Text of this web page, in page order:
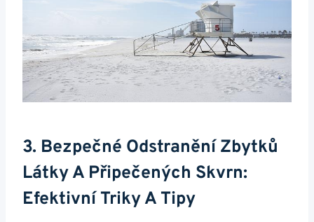
3. Bezpečné Odstranění ‍zbytků
Látky A Připečených Skvrn:
Efektivní Triky A Tipy